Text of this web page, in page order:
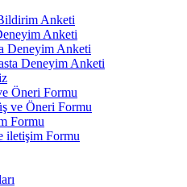
Anketi
Anketi
Deneyim Anketi
Deneyim Anketi
Öneri Formu
ve Öneri Formu
Formu
iletişim Formu